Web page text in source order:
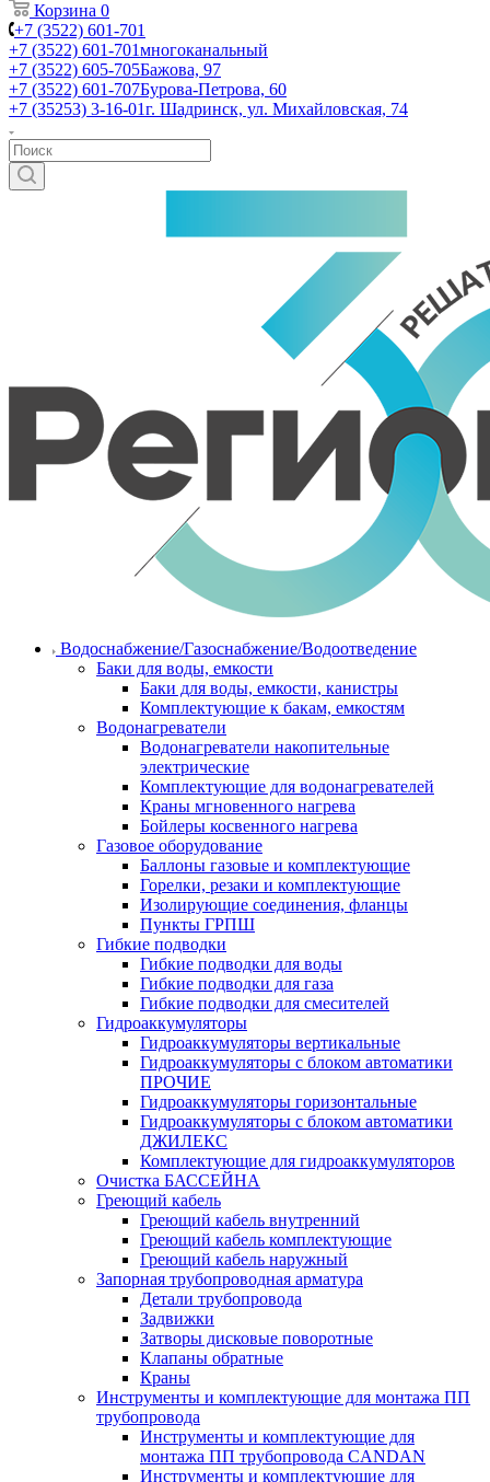
Корзина 0
+7 (3522) 601-701
+7 (3522) 601-701многоканальный
+7 (3522) 605-705Бажова, 97
+7 (3522) 601-707Бурова-Петрова, 60
+7 (35253) 3-16-01г. Шадринск, ул. Михайловская, 74
Водоснабжение/Газоснабжение/Водоотведение
Баки для воды, емкости
Баки для воды, емкости, канистры
Комплектующие к бакам, емкостям
Водонагреватели
Водонагреватели накопительные
электрические
Комплектующие для водонагревателей
Краны мгновенного нагрева
Бойлеры косвенного нагрева
Газовое оборудование
Баллоны газовые и комплектующие
Горелки, резаки и комплектующие
Изолирующие соединения, фланцы
Пункты ГРПШ
Гибкие подводки
Гибкие подводки для воды
Гибкие подводки для газа
Гибкие подводки для смесителей
Гидроаккумуляторы
Гидроаккумуляторы вертикальные
Гидроаккумуляторы с блоком автоматики
ПРОЧИЕ
Гидроаккумуляторы горизонтальные
Гидроаккумуляторы с блоком автоматики
ДЖИЛЕКС
Комплектующие для гидроаккумуляторов
Очистка БАССЕЙНА
Греющий кабель
Греющий кабель внутренний
Греющий кабель комплектующие
Греющий кабель наружный
Запорная трубопроводная арматура
Детали трубопровода
Задвижки
Затворы дисковые поворотные
Клапаны обратные
Краны
Инструменты и комплектующие для монтажа ПП
трубопровода
Инструменты и комплектующие для
монтажа ПП трубопровода CANDAN
Инструменты и комплектующие для